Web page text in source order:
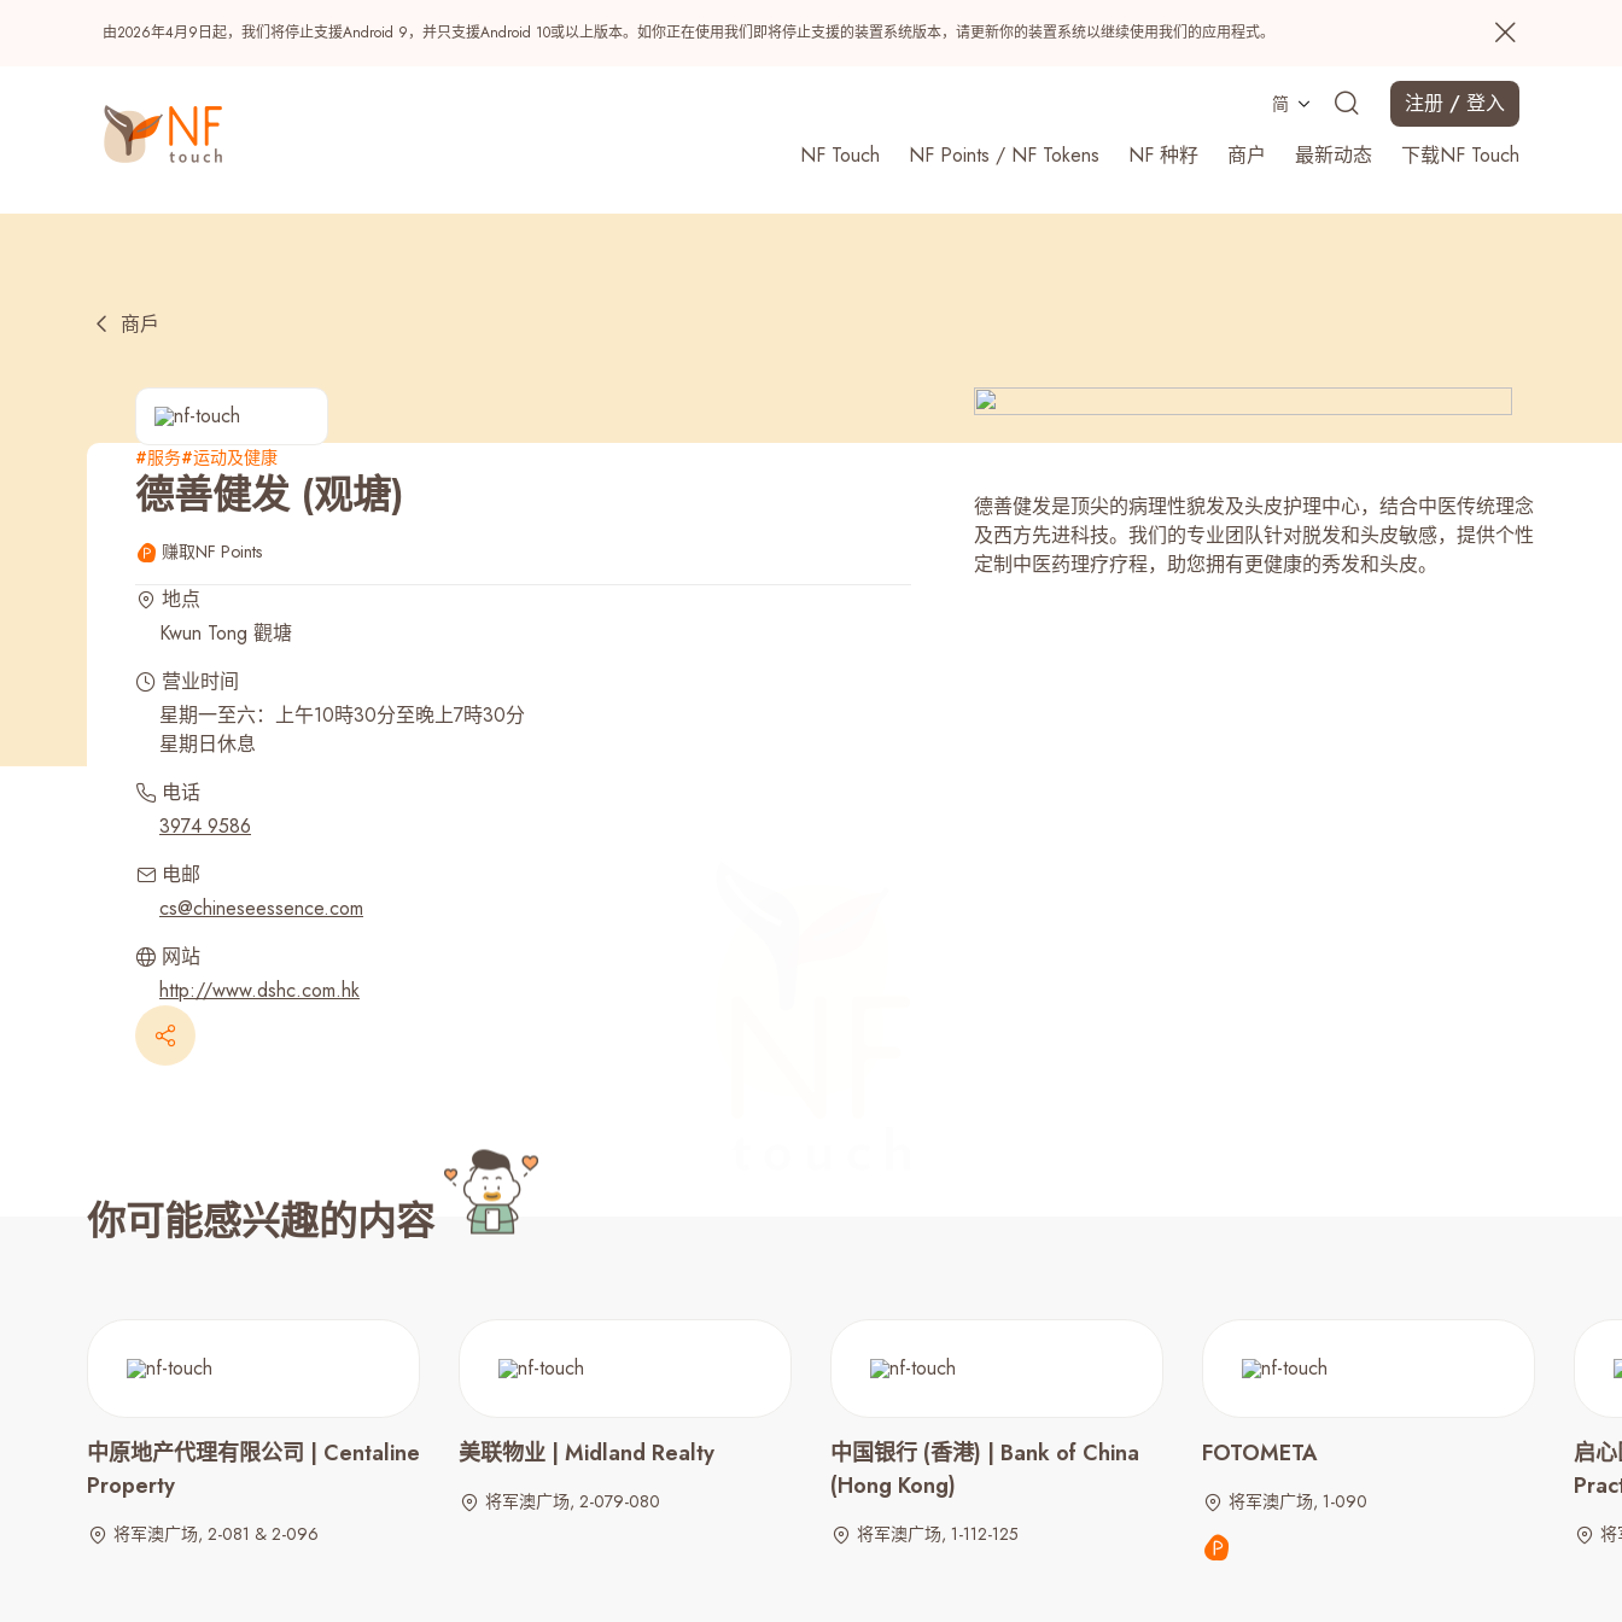
由2026年4月9日起，我们将停止支援Android 9，并只支援Android 10或以上版本。如你正在使用我们即将停止支援的装置系统版本，请更新你的装置系统以继续使用我们的应用程式。
简
注册 / 登入
NF Touch
NF Points / NF Tokens NF 种籽 商户 最新动态 下载NF Touch
热门
NF 种籽 NF Points AIRSIDE
最近搜寻纪录
商戶
#服务#运动及健康
德善健发 (观塘)
赚取NF Points
地点
Kwun Tong 觀塘
营业时间
星期一至六：上午10時30分至晚上7時30分
星期日休息
电话
3974 9586
电邮
cs@chineseessence.com
网站
http://www.dshc.com.hk
德善健发是顶尖的病理性貌发及头皮护理中心，结合中医传统理念
及西方先进科技。我们的专业团队针对脱发和头皮敏感，提供个性
定制中医药理疗疗程，助您拥有更健康的秀发和头皮。
你可能感兴趣的内容
中原地产代理有限公司 | Centaline
Property
将军澳广场, 2-081 & 2-096
美联物业 | Midland Realty
将军澳广场, 2-079-080
中国银行 (香港) | Bank of China
(Hong Kong)
将军澳广场, 1-112-125
FOTOMETA
将军澳广场, 1-090
启
将